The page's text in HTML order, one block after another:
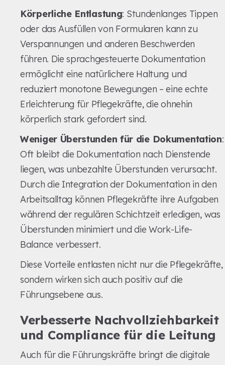
Körperliche Entlastung: Stundenlanges Tippen
oder das Ausfüllen von Formularen kann zu
Verspannungen und anderen Beschwerden
führen. Die sprachgesteuerte Dokumentation
ermöglicht eine natürlichere Haltung und
reduziert monotone Bewegungen – eine echte
Erleichterung für Pflegekräfte, die ohnehin
körperlich stark gefordert sind.
Weniger Überstunden für die Dokumentation:
Oft bleibt die Dokumentation nach Dienstende
liegen, was unbezahlte Überstunden verursacht.
Durch die Integration der Dokumentation in den
Arbeitsalltag können Pflegekräfte ihre Aufgaben
während der regulären Schichtzeit erledigen, was
Überstunden minimiert und die Work-Life-
Balance verbessert.
Diese Vorteile entlasten nicht nur die Pflegekräfte,
sondern wirken sich auch positiv auf die
Führungsebene aus.
Verbesserte Nachvollziehbarkeit
und Compliance für die Leitung
Auch für die Führungskräfte bringt die digitale